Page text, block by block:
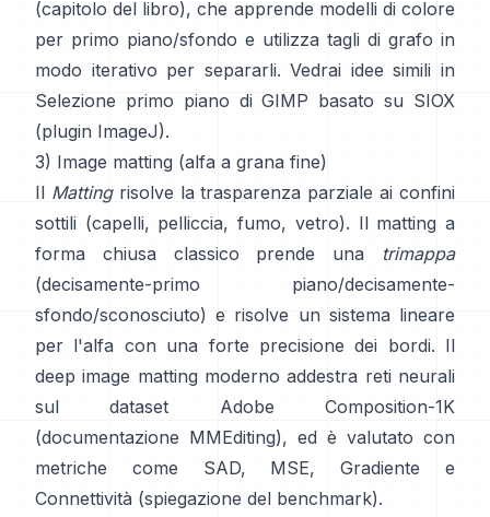
(capitolo del libro), che apprende modelli di colore
per primo piano/sfondo e utilizza tagli di grafo in
modo iterativo per separarli. Vedrai idee simili in
Selezione primo piano di GIMP basato su SIOX
(plugin ImageJ).
3) Image matting (alfa a grana fine)
Il Mattingrisolve la trasparenza parziale ai confini
sottili (capelli, pelliccia, fumo, vetro). Il matting a
forma chiusa
classico prende una trimappa
(decisamente-primo piano/decisamente-
sfondo/sconosciuto) e risolve un sistema lineare
per l'alfa con una forte precisione dei bordi. Il
deep image matting moderno addestra reti neurali
sul dataset Adobe Composition-1K
(documentazione MMEditing), ed è valutato con
metriche come
SAD, MSE, Gradiente e
Connettività (spiegazione del benchmark).